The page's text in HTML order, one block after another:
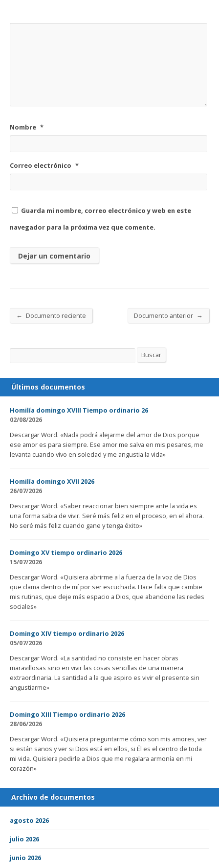
Nombre *
Correo electrónico *
Guarda mi nombre, correo electrónico y web en este
navegador para la próxima vez que comente.
← Documento reciente Documento anterior →
Buscar Buscar
Últimos documentos
Homilía domingo XVIII Tiempo ordinario 26
02/08/2026
Descargar Word. «Nada podrá alejarme del amor de Dios porque
ese amor es para siempre. Ese amor me salva en mis pesares, me
levanta cuando vivo en soledad y me angustia la vida»
Homilía domingo XVII 2026
26/07/2026
Descargar Word. «Saber reaccionar bien siempre ante la vida es
una forma sabia de vivir. Seré más feliz en el proceso, en el ahora.
No seré más feliz cuando gane y tenga éxito»
Domingo XV tiempo ordinario 2026
15/07/2026
Descargar Word. «Quisiera abrirme a la fuerza de la voz de Dios
que clama dentro de mí por ser escuchada. Hace falta que cambie
mis rutinas, que deje más espacio a Dios, que abandone las redes
sociales»
Domingo XIV tiempo ordinario 2026
05/07/2026
Descargar Word. «La santidad no consiste en hacer obras
maravillosas sino en vivir las cosas sencillas de una manera
extraordinaria. La santidad a la que aspiro es vivir el presente sin
angustiarme»
Domingo XIII Tiempo ordinario 2026
28/06/2026
Descargar Word. «Quisiera preguntarme cómo son mis amores, ver
si están sanos y ver si Dios está en ellos, si Él es el centro de toda
mi vida. Quisiera pedirle a Dios que me regalara armonía en mi
corazón»
Archivo de documentos
agosto 2026
julio 2026
junio 2026